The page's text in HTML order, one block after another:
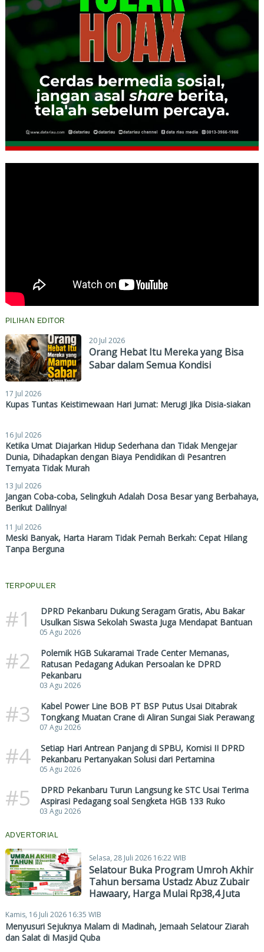
PILIHAN EDITOR
20 Jul 2026
Orang Hebat Itu Mereka yang Bisa
Sabar dalam Semua Kondisi
17 Jul 2026
Kupas Tuntas Keistimewaan Hari Jumat: Merugi Jika Disia-siakan
16 Jul 2026
Ketika Umat Diajarkan Hidup Sederhana dan Tidak Mengejar
Dunia, Dihadapkan dengan Biaya Pendidikan di Pesantren
Ternyata Tidak Murah
13 Jul 2026
Jangan Coba-coba, Selingkuh Adalah Dosa Besar yang Berbahaya,
Berikut Dalilnya!
11 Jul 2026
Meski Banyak, Harta Haram Tidak Pernah Berkah: Cepat Hilang
Tanpa Berguna
TERPOPULER
#1
DPRD Pekanbaru Dukung Seragam Gratis, Abu Bakar
Usulkan Siswa Sekolah Swasta Juga Mendapat Bantuan
05 Agu 2026
#2
Polemik HGB Sukaramai Trade Center Memanas,
Ratusan Pedagang Adukan Persoalan ke DPRD
Pekanbaru
03 Agu 2026
#3
Kabel Power Line BOB PT BSP Putus Usai Ditabrak
Tongkang Muatan Crane di Aliran Sungai Siak Perawang
07 Agu 2026
#4
Setiap Hari Antrean Panjang di SPBU, Komisi II DPRD
Pekanbaru Pertanyakan Solusi dari Pertamina
05 Agu 2026
#5
DPRD Pekanbaru Turun Langsung ke STC Usai Terima
Aspirasi Pedagang soal Sengketa HGB 133 Ruko
03 Agu 2026
ADVERTORIAL
Selasa, 28 Juli 2026 16:22 WIB
Selatour Buka Program Umroh Akhir
Tahun bersama Ustadz Abuz Zubair
Hawaary, Harga Mulai Rp38,4 Juta
Kamis, 16 Juli 2026 16:35 WIB
Menyusuri Sejuknya Malam di Madinah, Jemaah Selatour Ziarah
dan Salat di Masjid Quba